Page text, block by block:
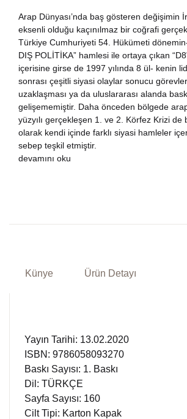
Arap Dünyası’nda baş gösteren değişimin
eksenli olduğu kaçınılmaz bir coğrafi
Türkiye Cumhuriyeti 54. Hükümeti
DIŞ POLİTİKA” hamlesi ile ortaya çıkan
içerisine girse de 1997 yılında 8 ül- kenin
sonrası çeşitli siyasi olaylar sonucu
uzaklaşması ya da uluslararası alanda
gelişememiştir. Daha önceden bölgede arap
yüzyılı gerçekleşen 1. ve 2. Körfez Krizi de
olarak kendi içinde farklı siyasi hamleler
sebep teşkil etmiştir.
devamını oku
Künye Ürün Detayı
Yayın Tarihi: 13.02.2020
ISBN: 9786058093270
Baskı Sayısı: 1. Baskı
Dil: TÜRKÇE
Sayfa Sayısı: 160
Cilt Tipi: Karton Kapak